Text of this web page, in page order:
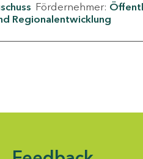
Fördernehmer:
Regionalentwicklung